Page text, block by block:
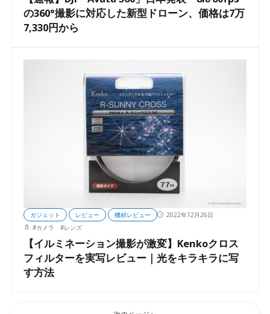
の360°撮影に対応した新型ドローン、価格は7万
7,330円から
ガジェット レビュー 機材レビュー
2022年12月26日
#カメラ #レンズ
【イルミネーション撮影が激変】Kenkoクロス
フィルターを実写レビュー｜光をキラキラに写
す方法